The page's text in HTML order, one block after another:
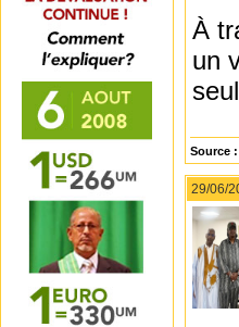
Mauritanie : Les 10 premiers au
BEPC 2026
Un syndicat de l’enseignement
rejette la...
À
un
Source :
29/06/